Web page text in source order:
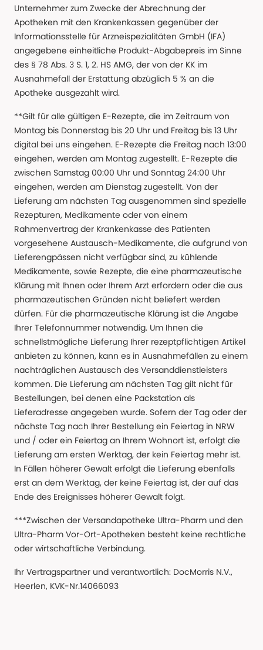
Unternehmer zum Zwecke der Abrechnung der
Apotheken mit den Krankenkassen gegenüber der
Informationsstelle für Arzneispezialitäten GmbH (IFA)
angegebene einheitliche Produkt-Abgabepreis im Sinne
des § 78 Abs. 3 S. 1, 2. HS AMG, der von der KK im
Ausnahmefall der Erstattung abzüglich 5 % an die
Apotheke ausgezahlt wird.
**Gilt für alle gültigen E-Rezepte, die im Zeitraum von
Montag bis Donnerstag bis 20 Uhr und Freitag bis 13 Uhr
digital bei uns eingehen. E-Rezepte die Freitag nach 13:00
eingehen, werden am Montag zugestellt. E-Rezepte die
zwischen Samstag 00:00 Uhr und Sonntag 24:00 Uhr
eingehen, werden am Dienstag zugestellt. Von der
Lieferung am nächsten Tag ausgenommen sind spezielle
Rezepturen, Medikamente oder von einem
Rahmenvertrag der Krankenkasse des Patienten
vorgesehene Austausch-Medikamente, die aufgrund von
Lieferengpässen nicht verfügbar sind, zu kühlende
Medikamente, sowie Rezepte, die eine pharmazeutische
Klärung mit Ihnen oder Ihrem Arzt erfordern oder die aus
pharmazeutischen Gründen nicht beliefert werden
dürfen. Für die pharmazeutische Klärung ist die Angabe
Ihrer Telefonnummer notwendig. Um Ihnen die
schnellstmögliche Lieferung Ihrer rezeptpflichtigen Artikel
anbieten zu können, kann es in Ausnahmefällen zu einem
nachträglichen Austausch des Versanddienstleisters
kommen. Die Lieferung am nächsten Tag gilt nicht für
Bestellungen, bei denen eine Packstation als
Lieferadresse angegeben wurde. Sofern der Tag oder der
nächste Tag nach Ihrer Bestellung ein Feiertag in NRW
und / oder ein Feiertag an Ihrem Wohnort ist, erfolgt die
Lieferung am ersten Werktag, der kein Feiertag mehr ist.
In Fällen höherer Gewalt erfolgt die Lieferung ebenfalls
erst an dem Werktag, der keine Feiertag ist, der auf das
Ende des Ereignisses höherer Gewalt folgt.
***Zwischen der Versandapotheke Ultra-Pharm und den
Ultra-Pharm Vor-Ort-Apotheken besteht keine rechtliche
oder wirtschaftliche Verbindung.
Ihr Vertragspartner und verantwortlich: DocMorris N.V.,
Heerlen, KVK-Nr.14066093